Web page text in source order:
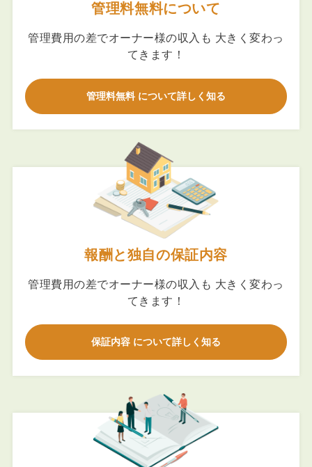
管理料無料について
管理費用の差でオーナー様の収入も 大きく変わっ
てきます！
管理料無料 について詳しく知る
報酬と独自の保証内容
管理費用の差でオーナー様の収入も 大きく変わっ
てきます！
保証内容 について詳しく知る